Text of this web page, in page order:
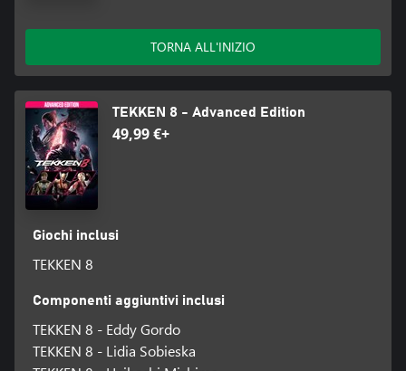
TORNA ALL'INIZIO
TEKKEN 8 - Advanced Edition
49,99 €+
Giochi inclusi
TEKKEN 8
Componenti aggiuntivi inclusi
TEKKEN 8 - Eddy Gordo
TEKKEN 8 - Lidia Sobieska